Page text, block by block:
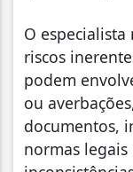
O
riscos
podem
ou
documentos,
normas